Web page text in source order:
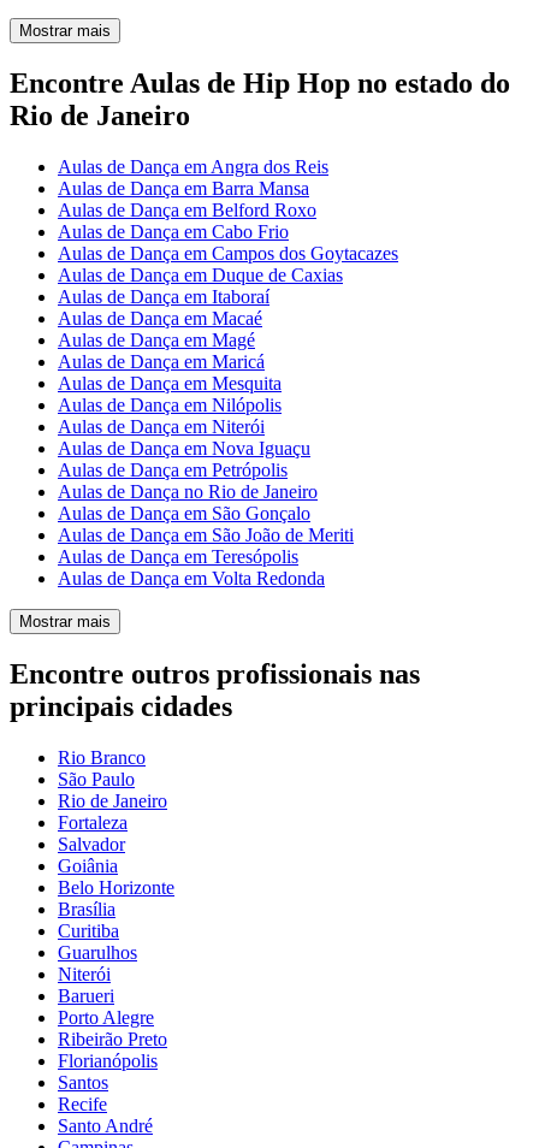
Mostrar mais
Encontre Aulas de Hip Hop no estado do
Rio de Janeiro
Aulas de Dança em Angra dos Reis
Aulas de Dança em Barra Mansa
Aulas de Dança em Belford Roxo
Aulas de Dança em Cabo Frio
Aulas de Dança em Campos dos Goytacazes
Aulas de Dança em Duque de Caxias
Aulas de Dança em Itaboraí
Aulas de Dança em Macaé
Aulas de Dança em Magé
Aulas de Dança em Maricá
Aulas de Dança em Mesquita
Aulas de Dança em Nilópolis
Aulas de Dança em Niterói
Aulas de Dança em Nova Iguaçu
Aulas de Dança em Petrópolis
Aulas de Dança no Rio de Janeiro
Aulas de Dança em São Gonçalo
Aulas de Dança em São João de Meriti
Aulas de Dança em Teresópolis
Aulas de Dança em Volta Redonda
Mostrar mais
Encontre outros profissionais nas
principais cidades
Rio Branco
São Paulo
Rio de Janeiro
Fortaleza
Salvador
Goiânia
Belo Horizonte
Brasília
Curitiba
Guarulhos
Niterói
Barueri
Porto Alegre
Ribeirão Preto
Florianópolis
Santos
Recife
Santo André